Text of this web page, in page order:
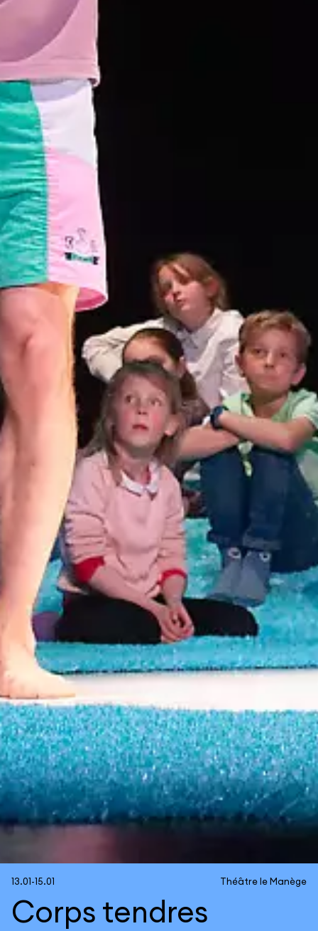
13.01-15.01 Théâtre le Manège
Corps tendres